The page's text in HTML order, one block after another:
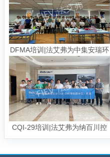
DFMA培训|法艾弗为中集安瑞环
科技提供DFMA培训|面向制造与
装配的设计
CQI-29培训|法艾弗为纳百川控
股有限公司提供CQI-29培